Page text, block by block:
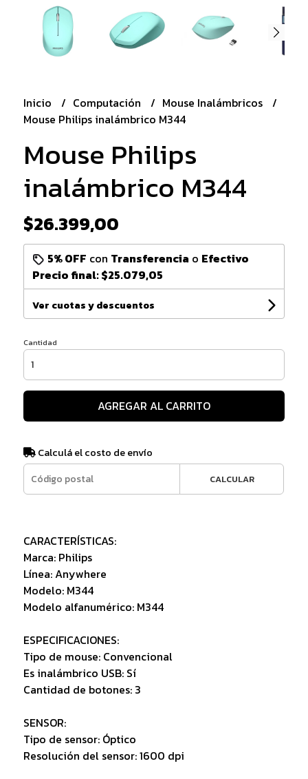
Inicio Computación
Mouse Inalámbricos
Mouse Philips inalámbrico M344
Mouse Philips
inalámbrico M344
$26.399,00
5% OFF con Transferencia o Efectivo
Precio final:$25.079,05
Ver cuotas y descuentos
Cantidad
AGREGAR AL CARRITO
Calculá el costo de envío
CALCULAR
CARACTERÍSTICAS:
Marca: Philips
Línea: Anywhere
Modelo: M344
Modelo alfanumérico: M344
ESPECIFICACIONES:
Tipo de mouse: Convencional
Es inalámbrico USB: Sí
Cantidad de botones: 3
SENSOR:
Tipo de sensor: Óptico
Resolución del sensor: 1600 dpi